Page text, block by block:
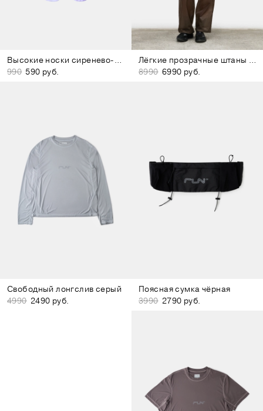
Высокие носки сиренево-белые
990 590 руб.
Лёгкие прозрачные штаны коричневые
8990 6990 руб.
Свободный лонгслив серый
4990 2490 руб.
Поясная сумка чёрная
3990 2790 руб.